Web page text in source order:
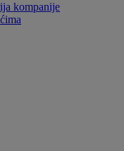
kompanije